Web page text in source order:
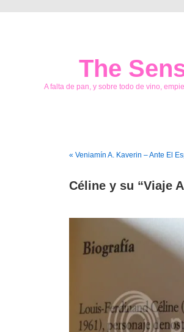
The
A falta de pan, y sobre todo de vino,
« Veniamín A. Kaverin – Ante El
Céline y su “Viaje